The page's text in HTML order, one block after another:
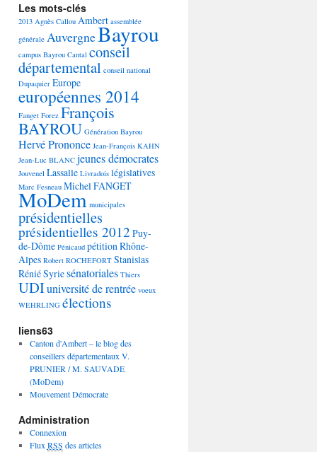
Les mots-clés
2013 Agnès Callou Ambert assemblée
générale AuvergneBayrou
campus Bayrou Cantal conseil
départemental conseil national
Dupaquier Europe
européennes 2014
Fanget Forez François
BAYROU Génération Bayrou
Hervé Prononce Jean-François KAHN
Jean-Luc BLANC jeunes démocrates
Jouvenel Lassalle Livradois législatives
Marc Fesneau Michel FANGET
MoDem municipales
présidentielles
présidentielles 2012 Puy-
de-Dôme Pénicaud pétitionRhône-
Alpes Robert ROCHEFORT Stanislas
RéniéSyriesénatoriales Thiers
UDIuniversité de rentrée voeux
WEHRLING élections
liens63
Canton d'Ambert – le blog des
conseillers départementaux V.
PRUNIER / M. SAUVADE
(MoDem)
Mouvement Démocrate
Administration
Connexion
Flux RSS des articles